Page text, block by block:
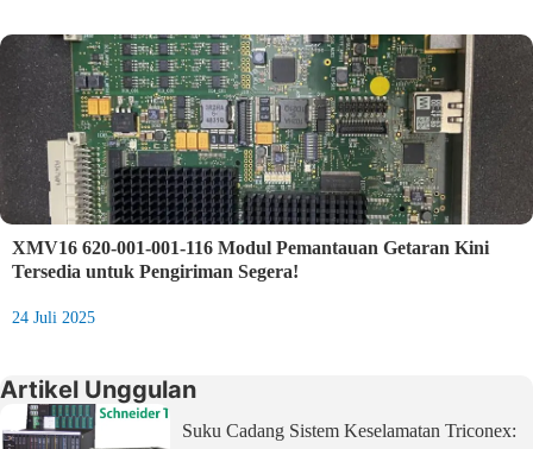
XMV16 620-001-001-116 Modul Pemantauan Getaran Kini
Tersedia untuk Pengiriman Segera!
24 Juli 2025
Artikel Unggulan
Suku Cadang Sistem Keselamatan Triconex: